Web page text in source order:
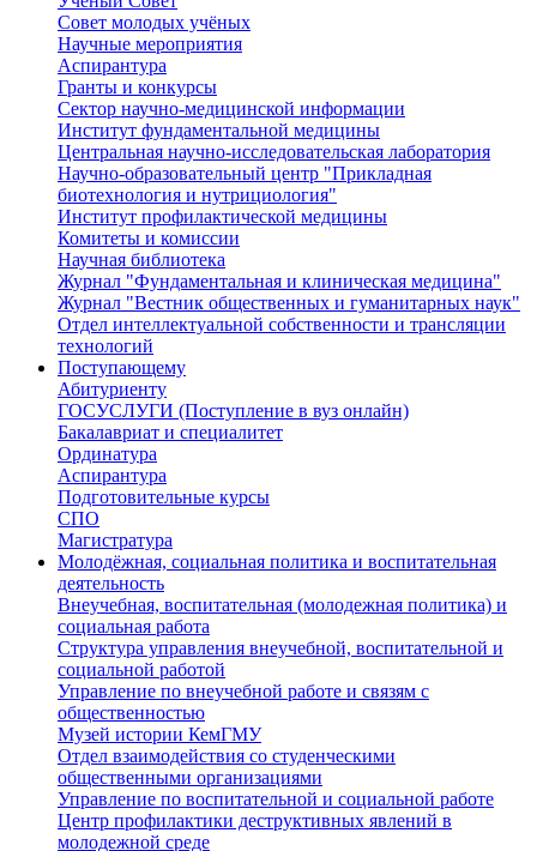
Совет молодых учёных
Научные мероприятия
Аспирантура
Гранты и конкурсы
Сектор научно-медицинской информации
Институт фундаментальной медицины
Центральная научно-исследовательская лаборатория
Научно-образовательный центр "Прикладная
биотехнология и нутрициология"
Институт профилактической медицины
Комитеты и комиссии
Научная библиотека
Журнал "Фундаментальная и клиническая медицина"
Журнал "Вестник общественных и гуманитарных наук"
Отдел интеллектуальной собственности и трансляции
технологий
Поступающему
Абитуриенту
ГОСУСЛУГИ (Поступление в вуз онлайн)
Бакалавриат и специалитет
Ординатура
Аспирантура
Подготовительные курсы
СПО
Магистратура
Молодёжная, социальная политика и воспитательная
деятельность
Внеучебная, воспитательная (молодежная политика) и
социальная работа
Структура управления внеучебной, воспитательной и
социальной работой
Управление по внеучебной работе и связям с
общественностью
Музей истории КемГМУ
Отдел взаимодействия со студенческими
общественными организациями
Управление по воспитательной и социальной работе
Центр профилактики деструктивных явлений в
молодежной среде